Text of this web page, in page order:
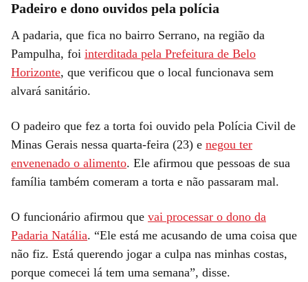
Padeiro e dono ouvidos pela polícia
A padaria, que fica no bairro Serrano, na região da
Pampulha, foi interditada pela Prefeitura de Belo
Horizonte, que verificou que o local funcionava sem
alvará sanitário.
O padeiro que fez a torta foi ouvido pela Polícia Civil de
Minas Gerais nessa quarta-feira (23) e negou ter
envenenado o alimento. Ele afirmou que pessoas de sua
família também comeram a torta e não passaram mal.
O funcionário afirmou que vai processar o dono da
Padaria Natália. “Ele está me acusando de uma coisa que
não fiz. Está querendo jogar a culpa nas minhas costas,
porque comecei lá tem uma semana”, disse.